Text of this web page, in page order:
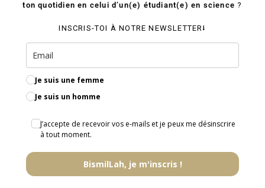
ton quotidien en celui d’un(e) étudiant(e) en science ?
INSCRIS-TOI À NOTRE NEWSLETTER⭣
Je suis une femme
Je suis un homme
J’accepte de recevoir vos e‑mails et je peux me désinscrire
à tout moment.
BismilLah, je m'inscris !